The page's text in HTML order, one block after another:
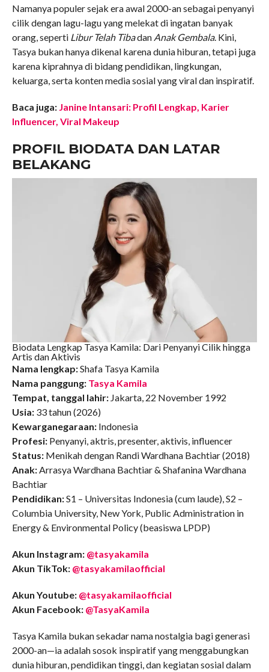
Namanya populer sejak era awal 2000-an sebagai penyanyi
cilik dengan lagu-lagu yang melekat di ingatan banyak
orang, seperti Libur Telah Tibadan Anak Gembala. Kini,
Tasya bukan hanya dikenal karena dunia hiburan, tetapi juga
karena kiprahnya di bidang pendidikan, lingkungan,
keluarga, serta konten media sosial yang viral dan inspiratif.
Baca juga: Janine Intansari: Profil Lengkap, Karier
Influencer, Viral Makeup
PROFIL BIODATA DAN LATAR
BELAKANG
Biodata Lengkap Tasya Kamila: Dari Penyanyi Cilik hingga
Artis dan Aktivis
Nama lengkap:Shafa Tasya Kamila
Nama panggung: Tasya Kamila
Tempat, tanggal lahir:Jakarta, 22 November 1992
Usia:33 tahun (2026)
Kewarganegaraan:Indonesia
Profesi:Penyanyi, aktris, presenter, aktivis, influencer
Status:Menikah dengan Randi Wardhana Bachtiar (2018)
Anak:Arrasya Wardhana Bachtiar & Shafanina Wardhana
Bachtiar
Pendidikan:S1 – Universitas Indonesia (cum laude), S2 –
Columbia University, New York, Public Administration in
Energy & Environmental Policy (beasiswa LPDP)
Akun Instagram: @tasyakamila
Akun TikTok: @tasyakamilaofficial
Akun Youtube: @tasyakamilaofficial
Akun Facebook: @TasyaKamila
Tasya Kamila bukan sekadar nama nostalgia bagi generasi
2000-an—ia adalah sosok inspiratif yang menggabungkan
dunia hiburan, pendidikan tinggi, dan kegiatan sosial dalam